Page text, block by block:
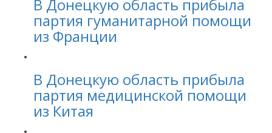
В Донецкую область прибыла
партия гуманитарной помощи
из Франции
В Донецкую область прибыла
партия медицинской помощи
из Китая